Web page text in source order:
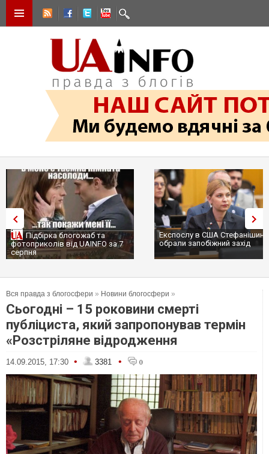
Підбірка блогожаб та
фотоприколів від UAINFO за 7
серпня
Експослу в США
обрали запобіжний захід
Вся правда з блогосфери » Новини блогосфери »
Сьогодні – 15 роковини смерті
публіциста, який запропонував термін
«Розстріляне відродження
14.09.2015, 17:30 • 3381 • 0